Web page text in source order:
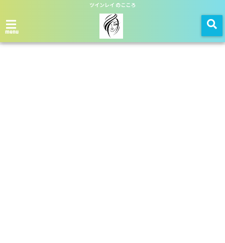
ツインレイ のこころ
menu